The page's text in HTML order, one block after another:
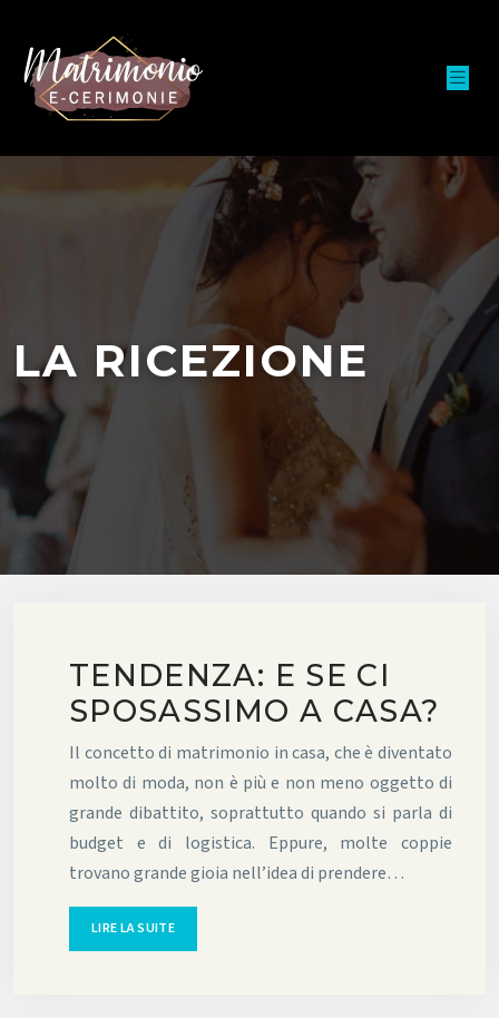
LA RICEZIONE
TENDENZA: E SE CI
SPOSASSIMO A CASA?
Il concetto di matrimonio in casa, che è diventato
molto di moda, non è più e non meno oggetto di
grande dibattito, soprattutto quando si parla di
budget e di logistica. Eppure, molte coppie
trovano grande gioia nell’idea di prendere…
LIRE LA SUITE